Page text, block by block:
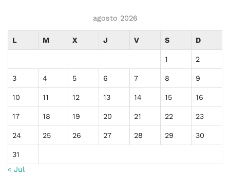
agosto 2026
L M X J V S D
1 2
3 4 5 6 7 8 9
10 11 12 13 14 15 16
17 18 19 20 21 22 23
24 25 26 27 28 29 30
31
« Jul